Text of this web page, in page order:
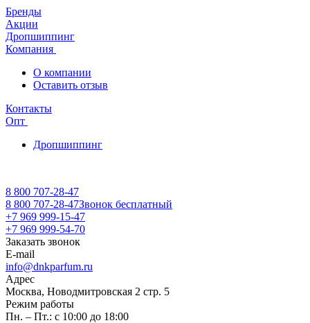
Бренды
Акции
Дропшиппинг
Компания
О компании
Оставить отзыв
Контакты
Опт
Дропшиппинг
8 800 707-28-47
8 800 707-28-47Звонок бесплатный
+7 969 999-15-47
+7 969 999-54-70
Заказать звонок
E-mail
info@dnkparfum.ru
Адрес
Москва, Новодмитровская 2 стр. 5
Режим работы
Пн. – Пт.: с 10:00 до 18:00